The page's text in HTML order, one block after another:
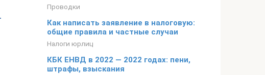
Проводки
Как написать заявление в налоговую:
общие правила и частные случаи
Налоги юрлиц
КБК ЕНВД в 2022 — 2022 годах: пени,
штрафы, взыскания